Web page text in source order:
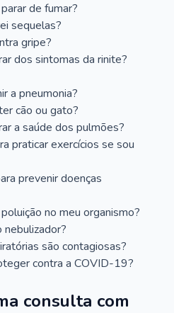
de fumar?
sequelas?
gripe?
dos sintomas da rinite?
a pneumonia?
cão ou gato?
a saúde dos pulmões?
praticar exercícios se sou
prevenir doenças
no meu organismo?
nebulizador?
são contagiosas?
contra a COVID-19?
consulta com